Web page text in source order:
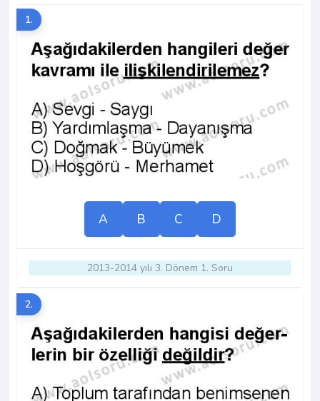
1.
A B C D
2013-2014 yılı 3. Dönem 1. Soru
2.